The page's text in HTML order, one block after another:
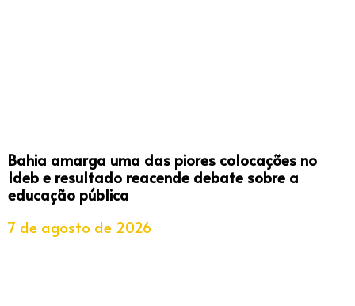
Bahia amarga uma das piores colocações no
Ideb e resultado reacende debate sobre a
educação pública
7 de agosto de 2026